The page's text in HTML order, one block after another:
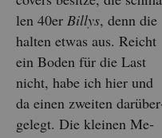
len 40er Bil­lys, denn die
hal­ten etwas aus. Reicht
ein Boden für die Last
nicht, habe ich hier und
da einen zwei­ten
ge­legt. Die klei­nen Me­